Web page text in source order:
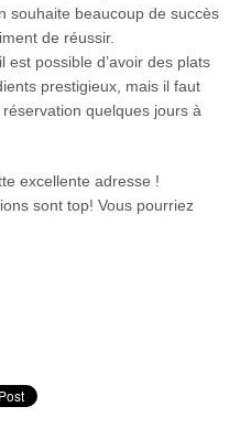
beaucoup de succès
de réussir.
possible d’avoir des plats
prestigieux, mais il faut
quelques jours à
excellente adresse !
sont top! Vous pourriez